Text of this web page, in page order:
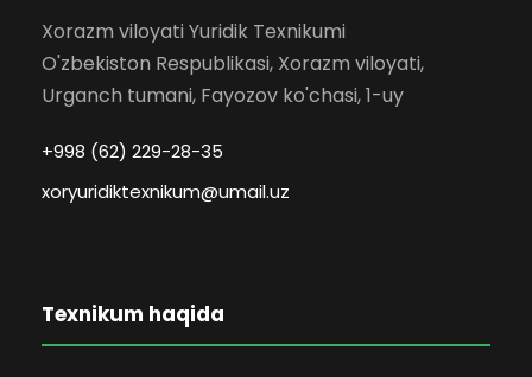
Xorazm viloyati Yuridik Texnikumi
O'zbekiston Respublikasi, Xorazm viloyati,
Urganch tumani, Fayozov ko'chasi, 1-uy
+998 (62) 229-28-35
xoryuridiktexnikum@umail.uz
Texnikum haqida